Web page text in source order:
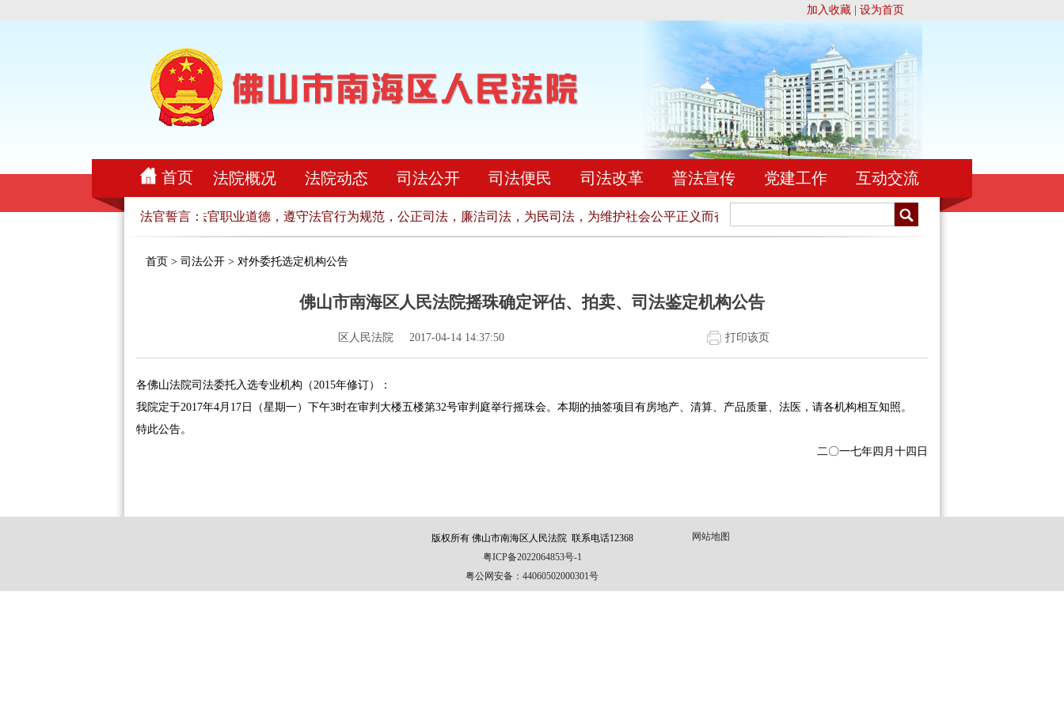
加入收藏 设为首页
首页 法院概况 法院动态 司法公开 司法便民 司法改革 普法宣传 党建工作 互动交流
法官誓言：
法律，忠实履行法官职责，恪守法官职业道德，遵守法官行为规范，公正司法，廉洁司法，为民司法，为维护社会公平正义而奋斗！ 忠于祖国，忠于人民，忠于宪法和法律，忠实履行法
首页 > 司法公开 > 对外委托选定机构公告
佛山市南海区人民法院摇珠确定评估、拍卖、司法鉴定机构公告
区人民法院 2017-04-14 14:37:50 打印该页
各佛山法院司法委托入选专业机构（2015年修订）：
我院定于2017年4月17日（星期一）下午3时在审判大楼五楼第32号审判庭举行摇珠会。本期的抽签项目有房地产、清算、产品质量、法医，请各机构相互知照。
特此公告。
二〇一七年四月十四日
版权所有 佛山市南海区人民法院 联系电话12368
粤ICP备2022064853号-1
粤公网安备：44060502000301号
网站地图